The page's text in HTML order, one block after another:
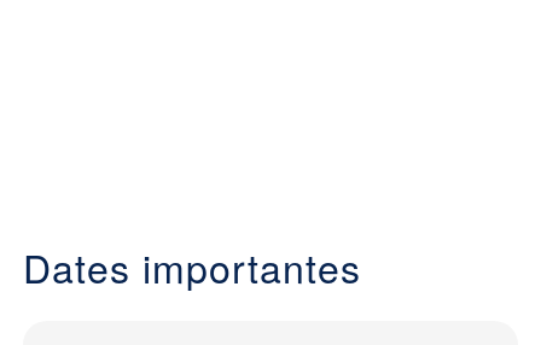
Dates importantes